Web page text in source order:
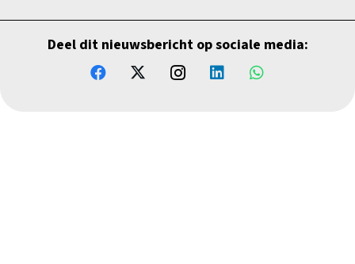
Deel dit nieuwsbericht op sociale media: